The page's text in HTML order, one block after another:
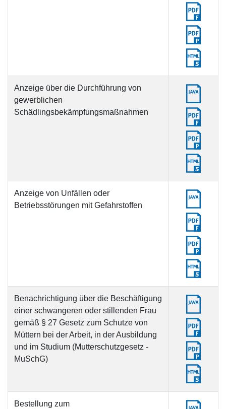
Anzeige über die Durchführung von
gewerblichen
Schädlingsbekämpfungsmaßnahmen
Anzeige von Unfällen oder
Betriebsstörungen mit Gefahrstoffen
Benachrichtigung über die Beschäftigung
einer schwangeren oder stillenden Frau
gemäß § 27 Gesetz zum Schutze von
Müttern bei der Arbeit, in der Ausbildung
und im Studium (Mutterschutzgesetz -
MuSchG)
Bestellung zum